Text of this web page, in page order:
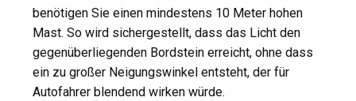
benötigen Sie einen mindestens 10 Meter hohen
Mast. So wird sichergestellt, dass das Licht den
gegenüberliegenden Bordstein erreicht, ohne dass
ein zu großer Neigungswinkel entsteht, der für
Autofahrer blendend wirken würde.